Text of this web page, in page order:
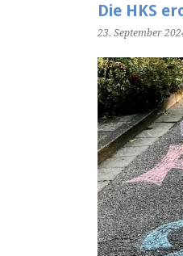
Die HKS
23. September